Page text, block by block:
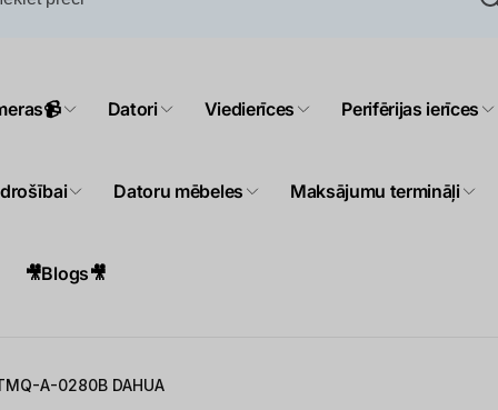
Datori Viedierīces Perifērijas ierīces
Datoru mēbeles Maksājumu termināļi
🎥Blogs🎥
A-0280B DAHUA